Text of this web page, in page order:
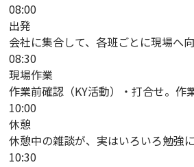
08:00
出発
会社に集合して、各班ごとに現場へ向
08:30
現場作業
作業前確認（KY活動）・打合せ。作
10:00
休憩
休憩中の雑談が、実はいろいろ勉強
10:30